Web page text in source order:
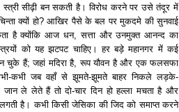
सीढ़ी बन सकती है। विरोध करने पर उसे तंदूर में
क्यों हो? आखिर पैसे के बल पर मुकदमे की सुनवाई
है क्योंकि आज धन, सत्ता और उनमुक्त आनन्द का
को यह झटपट चाहिए। हर बड़े महानगर में कई
चुके हैं; जहां मदिरा है, रूप यौवन है और एक फलसफा
कभी जब वहाँ से झूमते-झूमते बाहर निकले लड़के-
जान ले लेते हैं तो दो-चार दिन हो हल्ला मचता है और
है। कभी किसी जेसिका की जिद को समाप्त करने